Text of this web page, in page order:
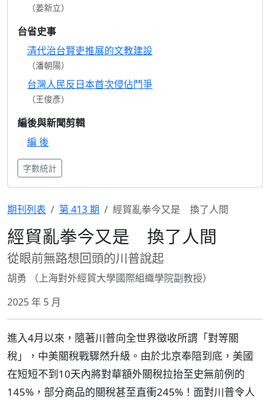
（姜新立）
台省史事
清代治台賢吏推展的文教建設
（潘朝陽）
台灣人民反日本首次侵佔鬥爭
（王俊彥）
編後與新聞剪輯
編 後
字數統計
期刊列表 第 413 期 經貿亂拳今又是 換了人間
經貿亂拳今又是 換了人間
從眼前無路想回頭的川普說起
胡勇 （上海對外經貿大學國際組織學院副教授）
2025 年 5 月
進入4月以來，隨著川普向全世界徵收所謂「對等關
稅」，中美關稅戰驟然升級。由於北京奉陪到底，美國
在短短不到10天內將對華額外關稅拉抬至史無前例的
145%，部分商品的關稅甚至直衝245%！面對川普令人